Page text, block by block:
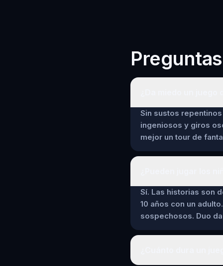
Sin sustos
ingeniosos y giros
mejor un tour de
Sí. Las historias son
10 años con un
sospechosos. Duo